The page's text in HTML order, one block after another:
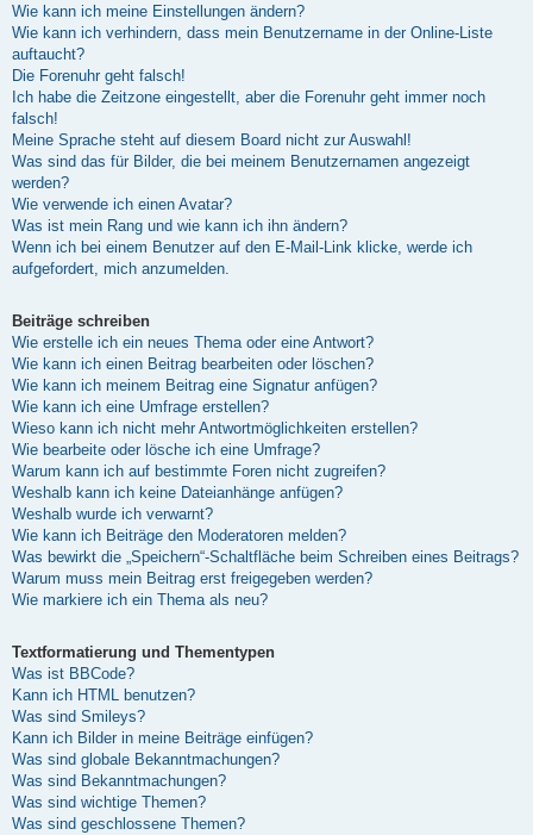
Wie kann ich meine Einstellungen ändern?
Wie kann ich verhindern, dass mein Benutzername in der Online-Liste
auftaucht?
Die Forenuhr geht falsch!
Ich habe die Zeitzone eingestellt, aber die Forenuhr geht immer noch
falsch!
Meine Sprache steht auf diesem Board nicht zur Auswahl!
Was sind das für Bilder, die bei meinem Benutzernamen angezeigt
werden?
Wie verwende ich einen Avatar?
Was ist mein Rang und wie kann ich ihn ändern?
Wenn ich bei einem Benutzer auf den E-Mail-Link klicke, werde ich
aufgefordert, mich anzumelden.
Beiträge schreiben
Wie erstelle ich ein neues Thema oder eine Antwort?
Wie kann ich einen Beitrag bearbeiten oder löschen?
Wie kann ich meinem Beitrag eine Signatur anfügen?
Wie kann ich eine Umfrage erstellen?
Wieso kann ich nicht mehr Antwortmöglichkeiten erstellen?
Wie bearbeite oder lösche ich eine Umfrage?
Warum kann ich auf bestimmte Foren nicht zugreifen?
Weshalb kann ich keine Dateianhänge anfügen?
Weshalb wurde ich verwarnt?
Wie kann ich Beiträge den Moderatoren melden?
Was bewirkt die „Speichern“-Schaltfläche beim Schreiben eines Beitrags?
Warum muss mein Beitrag erst freigegeben werden?
Wie markiere ich ein Thema als neu?
Textformatierung und Thementypen
Was ist BBCode?
Kann ich HTML benutzen?
Was sind Smileys?
Kann ich Bilder in meine Beiträge einfügen?
Was sind globale Bekanntmachungen?
Was sind Bekanntmachungen?
Was sind wichtige Themen?
Was sind geschlossene Themen?